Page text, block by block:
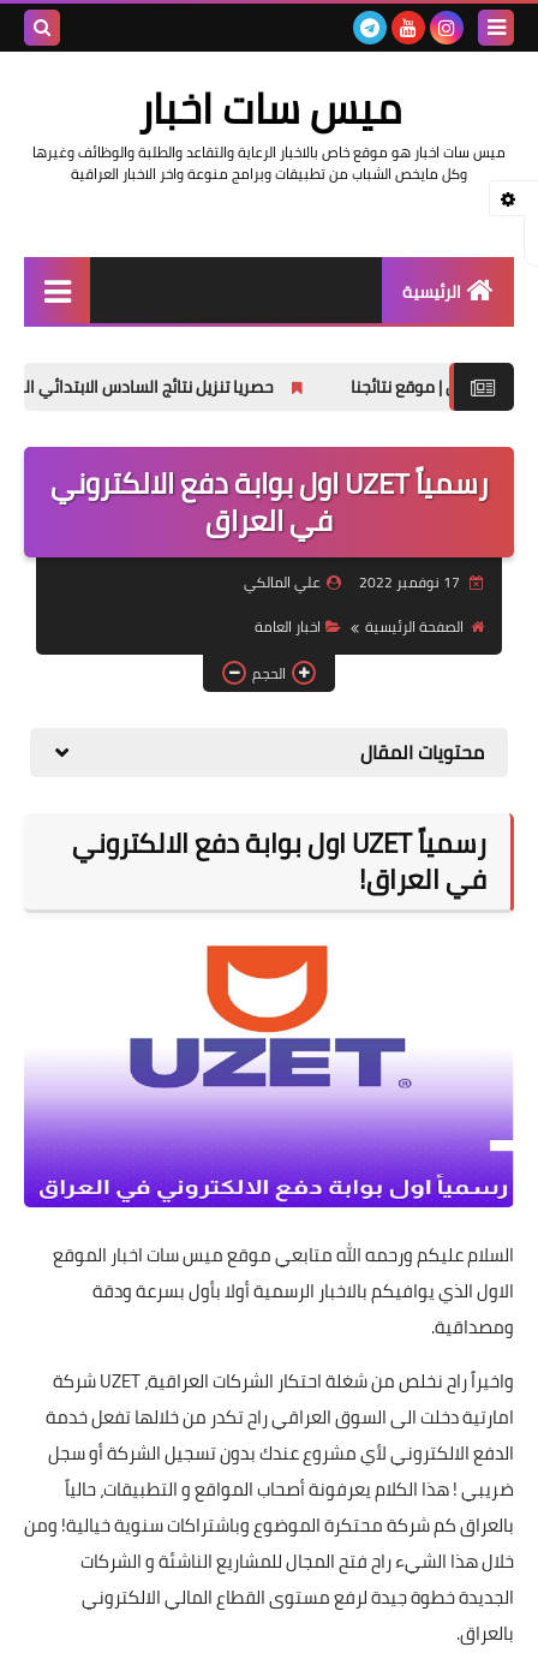
ميس سات اخبار
ميس سات اخبار هو موقع خاص بالاخبار الرعاية والتقاعد والطلبة والوظائف وغيرها
وكل مايخص الشباب من تطبيقات وبرامج منوعة واخر الاخبار العراقية
الرئيسية
اخبار وزارة التربية والتعليم
اخبار العراق والعالم
اخبار وزارة العمل وهيئة
التقاعد
قسم التطبيقات
قطع الاراضي
حصريا تنزيل نتائج السادس الابتدائي الدور الثاني 2025
رسمياً UZET اول بوابة دفع الالكتروني
في العراق
علي المالكي
الصفحة الرئيسية
اخبار العامة
الحجم
محتويات المقال
رسمياً UZET اول بوابة دفع الالكتروني
في العراق!
السلام عليكم ورحمه الله متابعي موقع ميس سات اخبار الموقع
الاول الذي يوافيكم بالاخبار الرسمية أولا بأول بسرعة ودقة
ومصداقية.
واخيراً راح نخلص من شغلة احتكار الشركات العراقية، UZET شركة
امارتية دخلت الى السوق العراقي راح تكدر من خلالها تفعل خدمة
الدفع الالكتروني لأي مشروع عندك بدون تسجيل الشركة أو سجل
ضريبي ! هذا الكلام يعرفونة أصحاب المواقع و التطبيقات، حالياً
بالعراق كم شركة محتكرة الموضوع وباشتراكات سنوية خيالية! ومن
خلال هذا الشيء راح فتح المجال للمشاريع الناشئة و الشركات
الجديدة خطوة جيدة لرفع مستوى القطاع المالي الالكتروني
بالعراق.